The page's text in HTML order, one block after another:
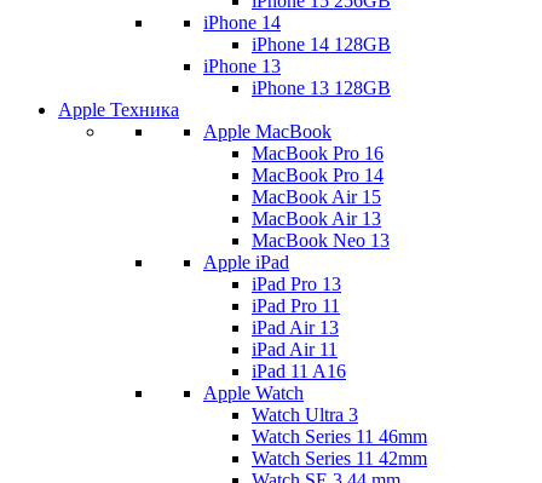
iPhone 14
iPhone 14 128GB
iPhone 13
iPhone 13 128GB
Apple Техника
Apple MacBook
MacBook Pro 16
MacBook Pro 14
MacBook Air 15
MacBook Air 13
MacBook Neo 13
Apple iPad
iPad Pro 13
iPad Pro 11
iPad Air 13
iPad Air 11
iPad 11 A16
Apple Watch
Watch Ultra 3
Watch Series 11 46mm
Watch Series 11 42mm